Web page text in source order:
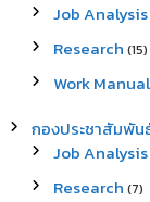
Job Analysis
Research (15)
Work Manual
กองประชาสัมพั
Job Analysis
Research (7)